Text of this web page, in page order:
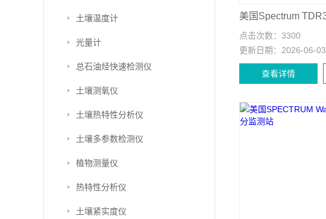
土壤温度计
光量计
总石油烃快速检测仪
土壤测氧仪
土壤热特性分析仪
土壤多参数检测仪
植物测量仪
热特性分析仪
土壤紧实度仪
点击次数： 3300
更新日期： 2026-06-03
查看详情